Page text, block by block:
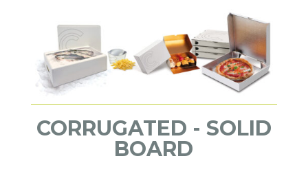
CORRUGATED - SOLID
BOARD